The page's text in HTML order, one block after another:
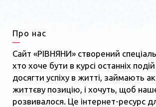
Про нас
Сайт «РІВНЯНИ» створений
хто хоче бути в курсі останніх подій
досягти успіху в житті, займають
життєву позицію, і хочуть, щоб
розвивалося. Це інтернет-ресурс